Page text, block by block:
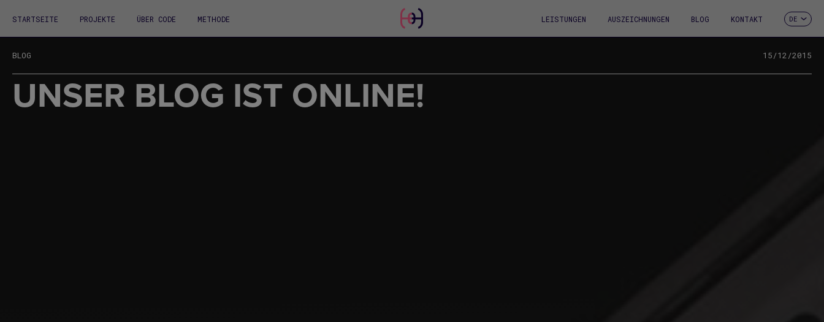
STARTSEITE PROJEKTE ÜBER CODE METHODE LEISTUNGEN AUSZEICHNUNGEN BLOG KONTAKT
EN
DE
IT
BLOG 15/12/2015
UNSER BLOG IST ONLINE!